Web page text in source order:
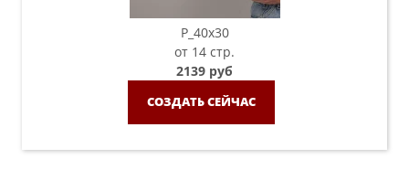
P_40х30
от 14 стр.
2139 руб
СОЗДАТЬ СЕЙЧАС